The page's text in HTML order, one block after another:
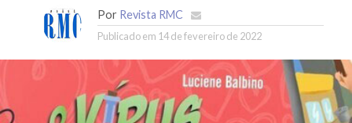
Por Revista RMC
Publicado em 14 de fevereiro de 2022